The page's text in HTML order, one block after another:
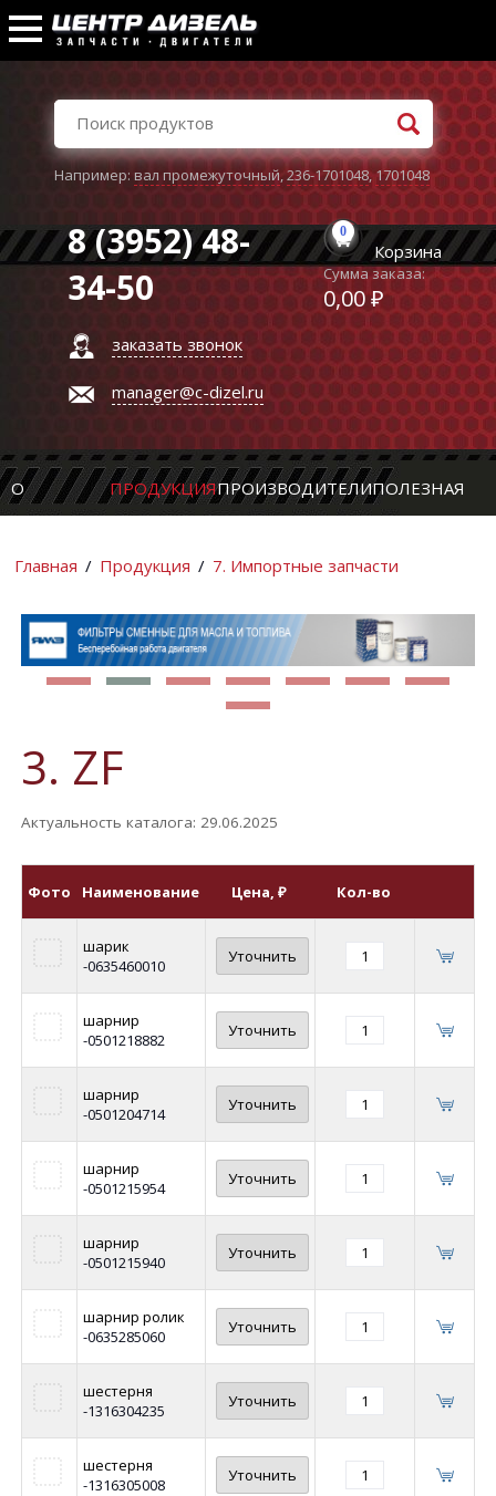
Например:вал промежуточный,236-1701048,1701048
8 (3952) 48-
34-50
заказать звонок
manager@c-dizel.ru
0
Корзина
Сумма заказа:
0,00 ₽
О ПРОДУКЦИЯПРОИЗВОДИТЕЛИПОЛЕЗНАЯ
Главная / Продукция / 7. Импортные запчасти
3. ZF
Актуальность каталога: 29.06.2025
Фото Наименование Цена, ₽ Кол-во
шарик
-0635460010
Уточнить
шарнир
-0501218882
Уточнить
шарнир
-0501204714
Уточнить
шарнир
-0501215954
Уточнить
шарнир
-0501215940
Уточнить
шарнир ролик
-0635285060
Уточнить
шестерня
-1316304235
Уточнить
шестерня
-1316305008
Уточнить